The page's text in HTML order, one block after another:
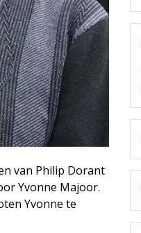
van Philip Dorant
Yvonne Majoor.
Yvonne te